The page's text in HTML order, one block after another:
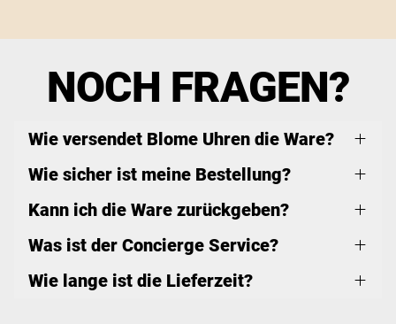
NOCH FRAGEN?
Wie versendet Blome Uhren die Ware?
Wie sicher ist meine Bestellung?
Kann ich die Ware zurückgeben?
Was ist der Concierge Service?
Wie lange ist die Lieferzeit?